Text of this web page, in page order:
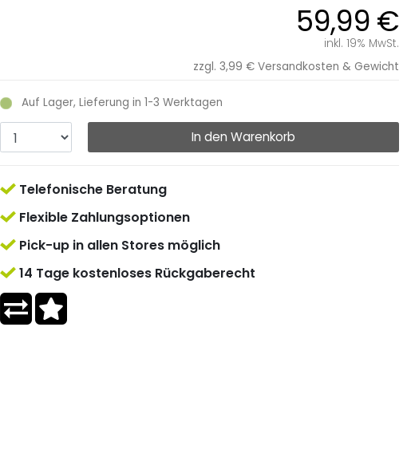
59,99 €
inkl. 19% MwSt.
zzgl. 3,99 € Versandkosten & Gewicht
Auf Lager, Lieferung in 1-3 Werktagen
In den Warenkorb
Telefonische Beratung
Flexible Zahlungsoptionen
Pick-up in allen Stores möglich
14 Tage kostenloses Rückgaberecht